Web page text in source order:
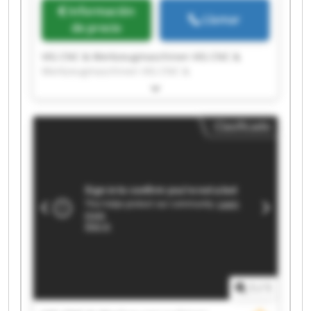
Información
de precio
Llamar
VIG CNC & Werkzeugmaschinen VIG CNC &
Werkzeugmaschinen VIG CNC &
Werkzeugmaschinen VIG CNC &
Werkzeugmaschinen VIG CNC &
Werkzeugmaschinen VIG CNC &
Werkzeugmaschinen VIG CNC &
Werkzeugmaschinen VIG CNC &
Werkzeugmaschinen VIG CNC &
Clasificado